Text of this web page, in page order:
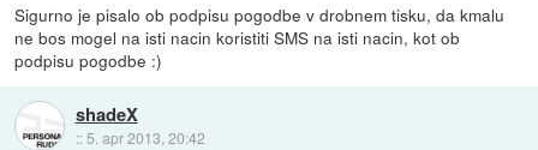
Sigurno je pisalo ob podpisu pogodbe v drobnem tisku, da kmalu
ne bos mogel na isti nacin koristiti SMS na isti nacin, kot ob
podpisu pogodbe :)
shadeX
:: 5. apr 2013, 20:42